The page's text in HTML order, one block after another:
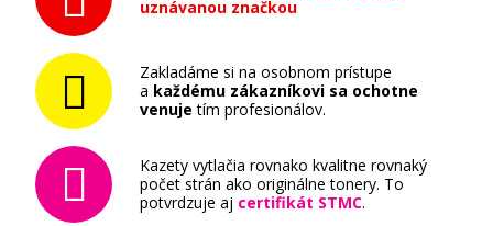
49,90 €
Pridať do košíka
uznávanou značkou
Zakladáme si na osobnom prístupe
a každému zákazníkovi sa ochotne
venuje tím profesionálov.
Kazety vytlačia rovnako kvalitne rovnaký
počet strán ako originálne tonery. To
potvrdzuje aj certifikát STMC.